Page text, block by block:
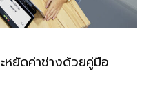
ยัดค่าช่างด้วยคู่มือ